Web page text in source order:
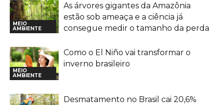
MEIO
AMBIENTE
As árvores gigantes da Amazônia
estão sob ameaça e a ciência já
consegue medir o tamanho da perda
MEIO
AMBIENTE
Como o El Niño vai transformar o
inverno brasileiro
Desmatamento no Brasil cai 20,6%